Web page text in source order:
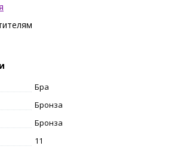
Бра
Бронза
Бронза
11